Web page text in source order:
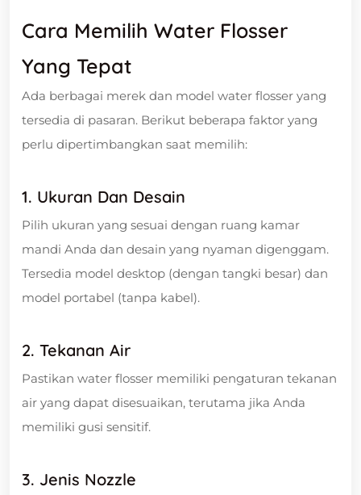
Cara Memilih Water Flosser
Yang Tepat
Ada berbagai merek dan model water flosser yang
tersedia di pasaran. Berikut beberapa faktor yang
perlu dipertimbangkan saat memilih:
1. Ukuran Dan Desain
Pilih ukuran yang sesuai dengan ruang kamar
mandi Anda dan desain yang nyaman digenggam.
Tersedia model desktop (dengan tangki besar) dan
model portabel (tanpa kabel).
2. Tekanan Air
Pastikan water flosser memiliki pengaturan tekanan
air yang dapat disesuaikan, terutama jika Anda
memiliki gusi sensitif.
3. Jenis Nozzle